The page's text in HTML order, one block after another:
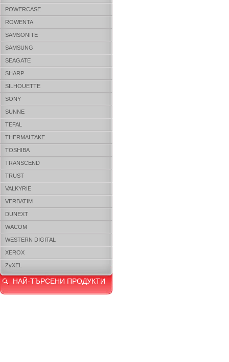
POWERCASE
ROWENTA
SAMSONITE
SAMSUNG
SEAGATE
SHARP
SILHOUETTE
SONY
SUNNE
TEFAL
THERMALTAKE
TOSHIBA
TRANSCEND
TRUST
VALKYRIE
VERBATIM
DUNEXT
WACOM
WESTERN DIGITAL
XEROX
ZyXEL
НАЙ-ТЪРСЕНИ ПРОДУКТИ